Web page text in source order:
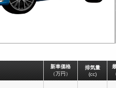
新車価格
（万円）
排気量
(cc)